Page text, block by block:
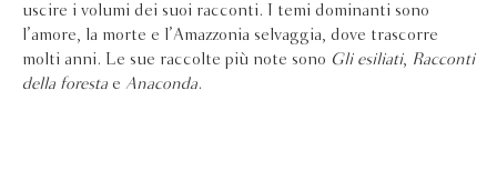
uscire i volumi dei suoi racconti. I temi dominanti sono
l’amore, la morte e l’Amazzonia selvaggia, dove trascorre
molti anni. Le sue raccolte più note sono Gli esiliati, Racconti
della foresta e Anaconda.